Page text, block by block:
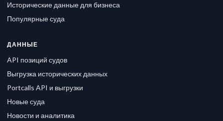
Исторические данные для бизнеса
Популярные суда
ДАННЫЕ
API позиций судов
Выгрузка исторических данных
Portcalls API и выгрузки
Новые суда
Новости и аналитика